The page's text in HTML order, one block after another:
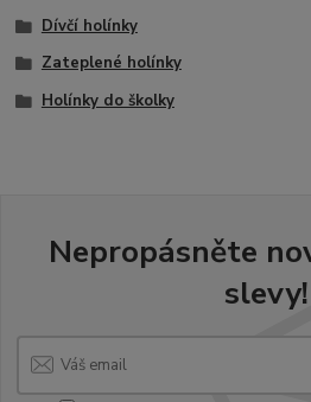
Dívčí holínky
Zateplené holínky
Holínky do školky
Nepropásněte
slevy!